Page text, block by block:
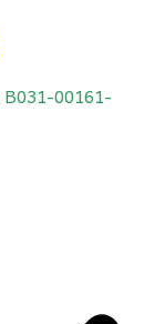
В031-00161-